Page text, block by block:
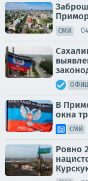
СМИ
В
окна
СМИ
Ровно